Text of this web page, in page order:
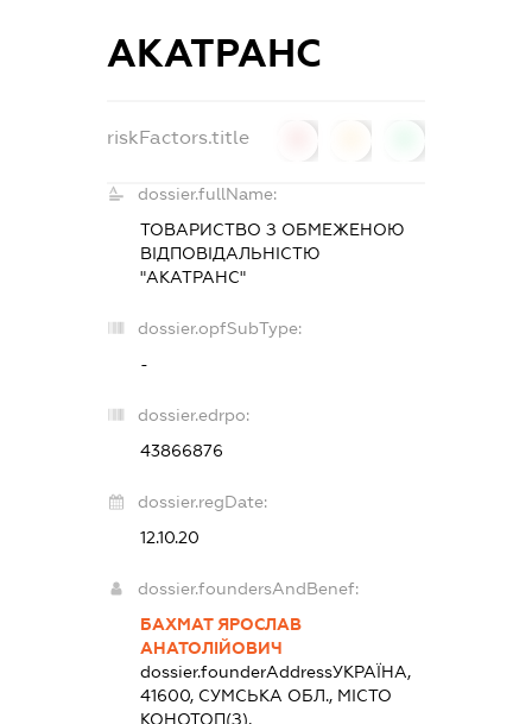
АКАТРАНС
riskFactors.title
dossier.fullName:
ТОВАРИСТВО З ОБМЕЖЕНОЮ
ВІДПОВІДАЛЬНІСТЮ
"АКАТРАНС"
dossier.opfSubType:
-
dossier.edrpo:
43866876
dossier.regDate:
12.10.20
dossier.foundersAndBenef:
БАХМАТ ЯРОСЛАВ
АНАТОЛІЙОВИЧ
dossier.founderAddressУКРАЇНА,
41600, СУМСЬКА ОБЛ., МІСТО
КОНОТОП(З),